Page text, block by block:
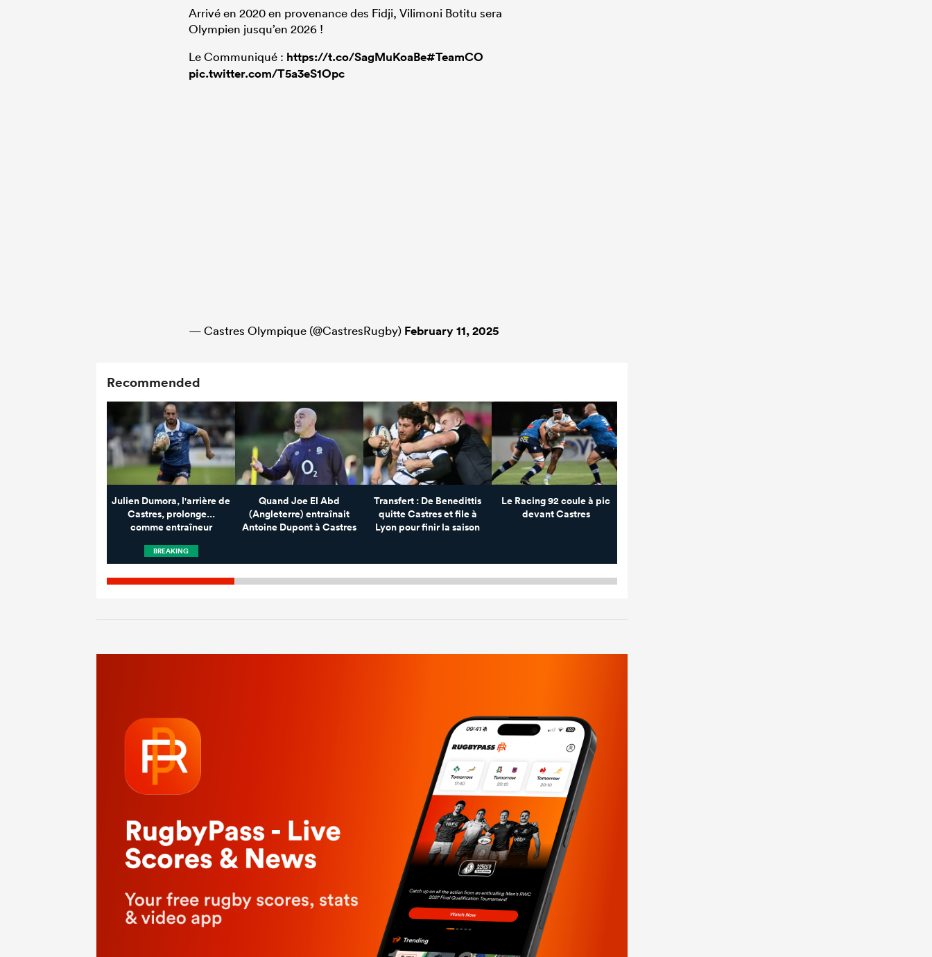
Arrivé en 2020 en provenance des Fidji, Vilimoni Botitu sera
Olympien jusqu’en 2026 !
Le Communiqué : https://t.co/SagMuKoaBe#TeamCO
pic.twitter.com/T5a3eS1Opc
— Castres Olympique (@CastresRugby) February 11, 2025
Recommended
Julien Dumora, l'arrière de
Castres, prolonge...
comme entraîneur
BREAKING
Quand Joe El Abd
(Angleterre) entraînait
Antoine Dupont à Castres
Transfert : De Benedittis
quitte Castres et file à
Lyon pour finir la saison
Le Racing 92 coule à pic
devant Castres